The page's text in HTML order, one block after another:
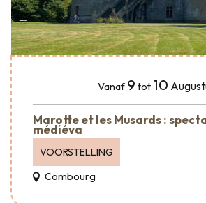
Vanaf 9 tot 10
Marotte et les Musards :
médiéva
VOORSTELLING
Combourg